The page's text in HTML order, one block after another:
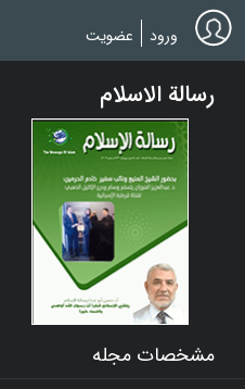
Skip
to
main
ورود عضویت
رسالة الاسلام
مشخصات مجله